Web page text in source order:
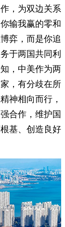
，为双边关系
输我赢的零和
弈，而是你追
于两国共同利
，中美作为两
，有分歧在所
神相向而行，
合作，维护国
基、创造良好